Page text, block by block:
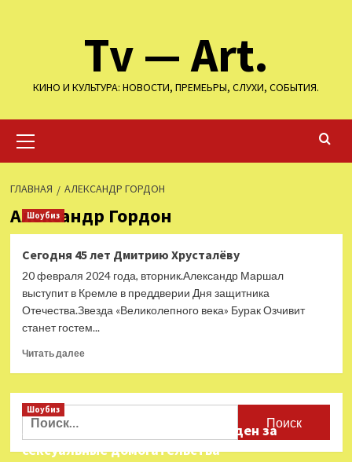
Tv — Art.
КИНО И КУЛЬТУРА: НОВОСТИ, ПРЕМЕЬРЫ, СЛУХИ, СОБЫТИЯ.
меню
ГЛАВНАЯ АЛЕКСАНДР ГОРДОН
Александр Гордон
Шоубиз
Сегодня 45 лет Дмитрию Хрусталёву
20 февраля 2024 года, вторник.Александр Маршал
выступит в Кремле в преддверии Дня защитника
Отечества.Звезда «Великолепного века» Бурак Озчивит
станет гостем...
Читать далееПрочитать
Сегодня
Дмитрию
Хрусталёву
Найти:
Шоубиз
Звезда «Игры в кальмара» осужден за
сексуальные домогательства